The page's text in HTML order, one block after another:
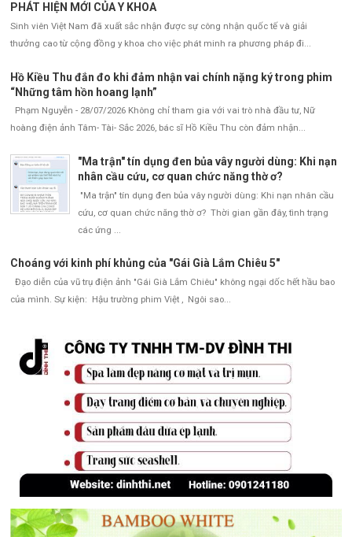
PHÁT HIỆN MỚI CỦA Y KHOA
Sinh viên Việt Nam đã xuất sắc nhận được sự công nhận quốc tế và giải
thưởng cao từ cộng đồng y khoa cho việc phát minh ra phương pháp đi...
Hồ Kiều Thu đắn đo khi đảm nhận vai chính nặng ký trong phim
“Những tâm hồn hoang lạnh”
Phạm Nguyễn - 28/07/2026 Không chỉ tham gia với vai trò nhà đầu tư, Nữ
hoàng điện ảnh Tâm- Tài- Sắc 2026, bác sĩ Hồ Kiều Thu còn đảm nhận...
"Ma trận" tín dụng đen bủa vây người dùng: Khi nạn
nhân cầu cứu, cơ quan chức năng thờ ơ?
"Ma trận" tín dụng đen bủa vây người dùng: Khi nạn nhân cầu
cứu, cơ quan chức năng thờ ơ? Thời gian gần đây, tình trạng
các ứng ...
Choáng với kinh phí khủng của "Gái Già Lắm Chiêu 5"
Đạo diễn của vũ trụ điện ảnh "Gái Già Lắm Chiêu" không ngại dốc hết hầu bao
của mình. Sự kiện: Hậu trường phim Việt , Ngôi sao...